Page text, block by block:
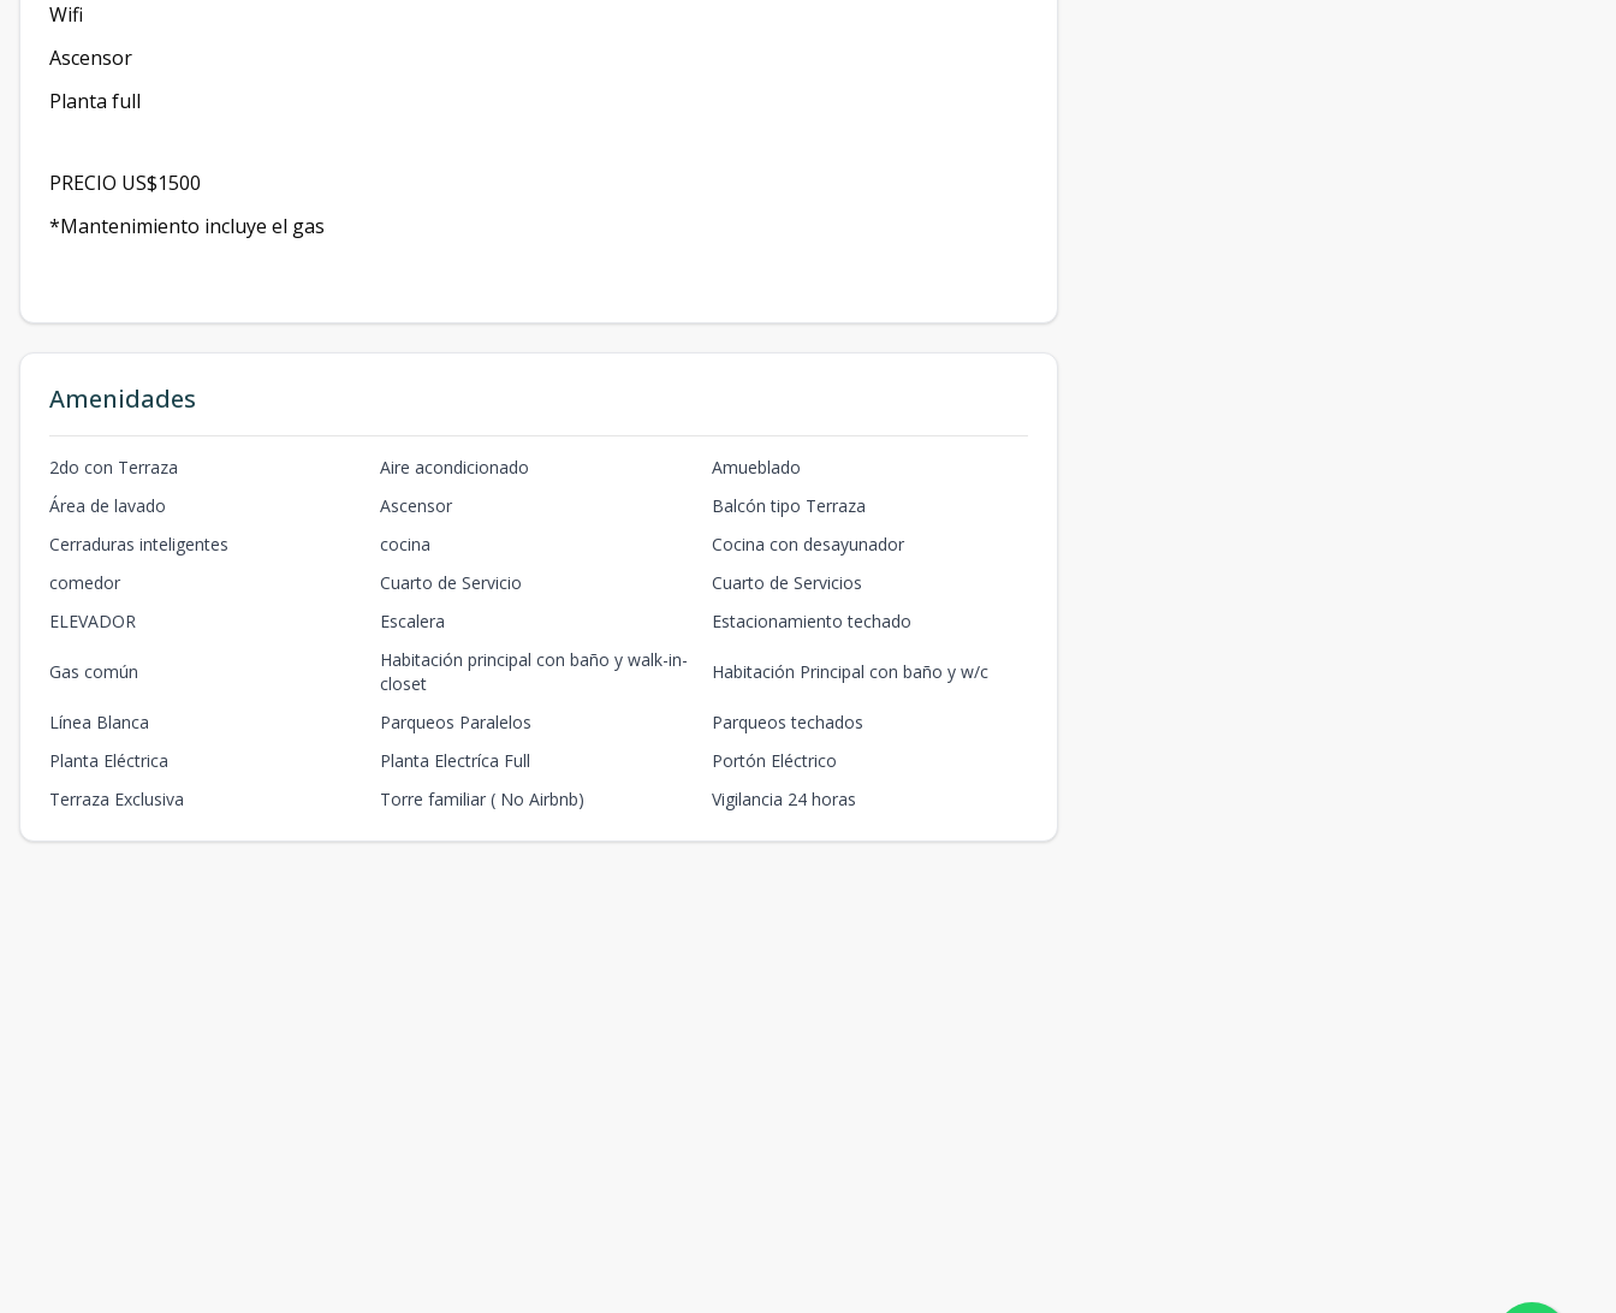
Wifi
Ascensor
Planta full
PRECIO US$1500
*Mantenimiento incluye el gas
Amenidades
2do con Terraza Aire acondicionado
Amueblado
Área de lavado
Ascensor
Balcón tipo Terraza
Cerraduras inteligentes
cocina
Cocina con desayunador
comedor
Cuarto de Servicio
Cuarto de Servicios
ELEVADOR
Escalera Estacionamiento techado
Gas común
Habitación principal con baño y walk-in-
closet
Habitación Principal con baño y w/c
Línea Blanca Parqueos Paralelos
Parqueos techados
Planta Eléctrica
Planta Electríca Full
Portón Eléctrico
Terraza Exclusiva
Torre familiar ( No Airbnb) Vigilancia 24 horas